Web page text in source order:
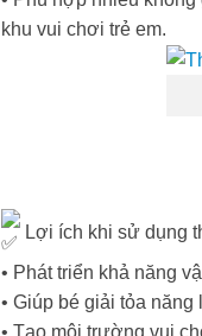
khu vui chơi trẻ em.
Lợi ích khi sử dụng
• Phát triển khả năng
• Giúp bé giải tỏa
• Tạo môi trường vui